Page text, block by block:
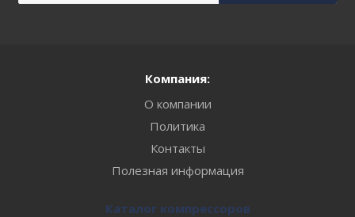
Компания:
О компании
Политика
Контакты
Полезная информация
Каталог компрессоров